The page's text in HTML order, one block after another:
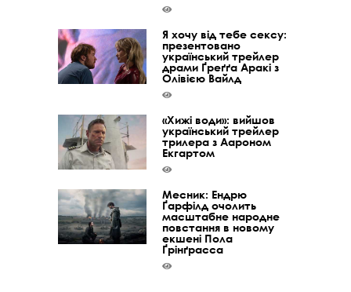
Я хочу від тебе сексу:
презентовано
український трейлер
драми Ґреґґа Аракі з
Олівією Вайлд
«Хижі води»: вийшов
український трейлер
трилера з Аароном
Екгартом
Месник: Ендрю
Ґарфілд очолить
масштабне народне
повстання в новому
екшені Пола
Ґрінґрасса